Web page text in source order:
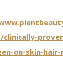
clinically-
on-skin-hair-